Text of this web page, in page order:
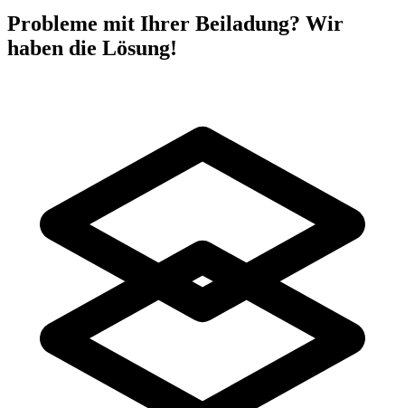
Probleme mit Ihrer Beiladung? Wir
haben die Lösung!